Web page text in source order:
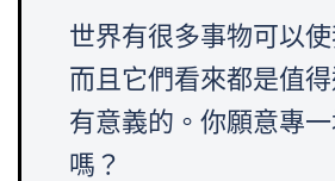
世界有很多事物可以使
而且它們看來都是值
有意義的。你願意專
嗎？